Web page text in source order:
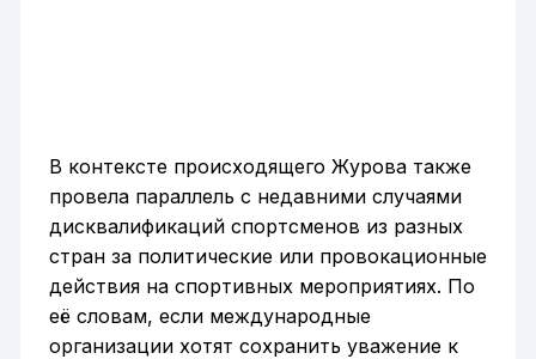
В контексте происходящего Журова также
провела параллель с недавними случаями
дисквалификаций спортсменов из разных
стран за политические или провокационные
действия на спортивных мероприятиях. По
её словам, если международные
организации хотят сохранить уважение к